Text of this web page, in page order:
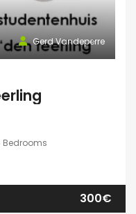
Gerd Vandeperre
Bedrooms
300€